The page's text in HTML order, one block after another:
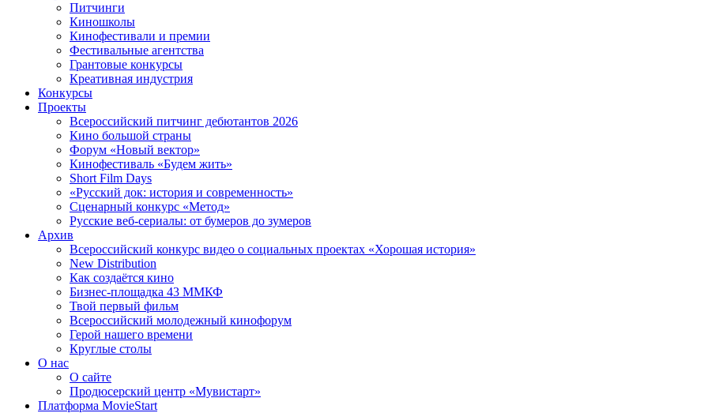
Питчинги
Киношколы
Кинофестивали и премии
Фестивальные агентства
Грантовые конкурсы
Креативная индустрия
Конкурсы
Проекты
Всероссийский питчинг дебютантов 2026
Кино большой страны
Форум «Новый вектор»
Кинофестиваль «Будем жить»
Short Film Days
«Русский док: история и современность»
Сценарный конкурс «Метод»
Русские веб-сериалы: от бумеров до зумеров
Архив
Всероссийский конкурс видео о социальных проектах «Хорошая история»
New Distribution
Как создаётся кино
Бизнес-площадка 43 ММКФ
Твой первый фильм
Всероссийский молодежный кинофорум
Герой нашего времени
Круглые столы
О нас
О сайте
Продюсерский центр «Мувистарт»
Платформа MovieStart